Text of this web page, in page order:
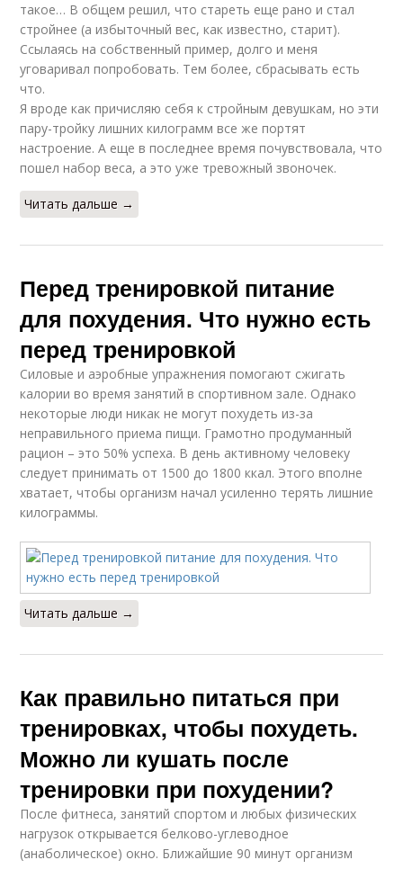
такое… В общем решил, что стареть еще рано и стал
стройнее (а избыточный вес, как известно, старит).
Ccылаясь на собственный пример, долго и меня
уговаривал попробовать. Тем более, сбрасывать есть
что.
Я вроде как причисляю себя к стройным девушкам, но эти
пару-тройку лишних килограмм все же портят
настроение. А еще в последнее время почувствовала, что
пошел набор веса, а это уже тревожный звоночек.
Читать дальше →
Перед тренировкой питание
для похудения. Что нужно есть
перед тренировкой
Силовые и аэробные упражнения помогают сжигать
калории во время занятий в спортивном зале. Однако
некоторые люди никак не могут похудеть из-за
неправильного приема пищи. Грамотно продуманный
рацион – это 50% успеха. В день активному человеку
следует принимать от 1500 до 1800 ккал. Этого вполне
хватает, чтобы организм начал усиленно терять лишние
килограммы.
Читать дальше →
Как правильно питаться при
тренировках, чтобы похудеть.
Можно ли кушать после
тренировки при похудении?
После фитнеса, занятий спортом и любых физических
нагрузок открывается белково-углеводное
(анаболическое) окно. Ближайшие 90 минут организм